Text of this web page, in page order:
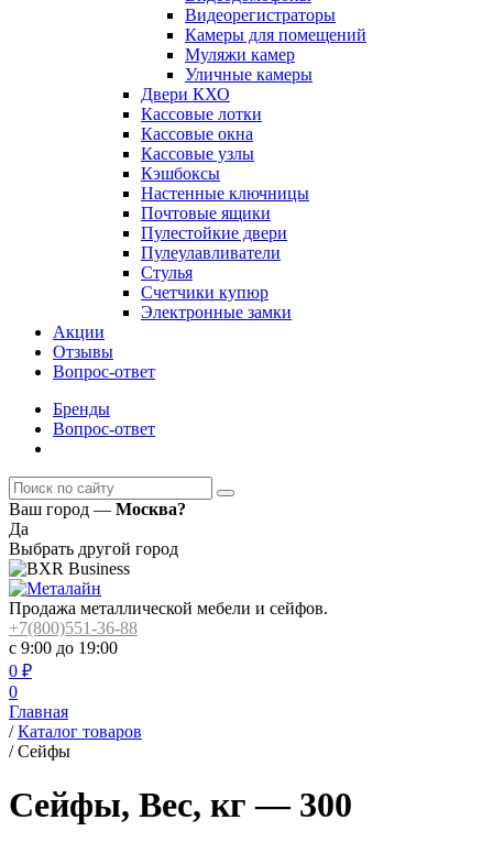
Видеорегистраторы
Камеры для помещений
Муляжи камер
Уличные камеры
Двери КХО
Кассовые лотки
Кассовые окна
Кассовые узлы
Кэшбоксы
Настенные ключницы
Почтовые ящики
Пулестойкие двери
Пулеулавливатели
Стулья
Счетчики купюр
Электронные замки
Акции
Отзывы
Вопрос-ответ
Бренды
Вопрос-ответ
Ваш город — Москва?
Да
Выбрать другой город
Продажа металлической мебели и сейфов.
+7(800)551-36-88
с 9:00 до 19:00
0 ₽
0
Главная
/ Каталог товаров
/ Сейфы
Сейфы, Вес, кг — 300